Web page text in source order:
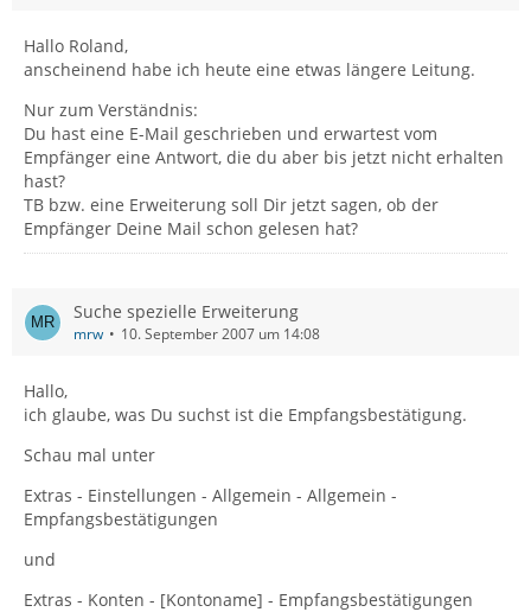
Hallo Roland,
anscheinend habe ich heute eine etwas längere Leitung.
Nur zum Verständnis:
Du hast eine E-Mail geschrieben und erwartest vom
Empfänger eine Antwort, die du aber bis jetzt nicht erhalten
hast?
TB bzw. eine Erweiterung soll Dir jetzt sagen, ob der
Empfänger Deine Mail schon gelesen hat?
Suche spezielle Erweiterung
mrw 10. September 2007 um 14:08
Hallo,
ich glaube, was Du suchst ist die Empfangsbestätigung.
Schau mal unter
Extras - Einstellungen - Allgemein - Allgemein -
Empfangsbestätigungen
und
Extras - Konten - [Kontoname] - Empfangsbestätigungen